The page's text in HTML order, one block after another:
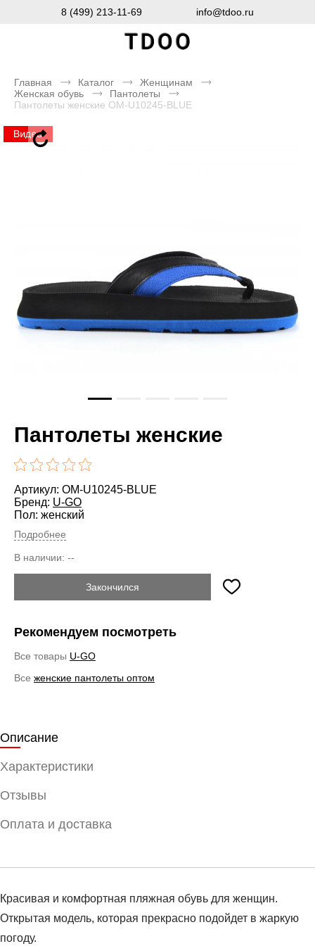
8 (499) 213-11-69 info@tdoo.ru
Главная Каталог
Женщинам
Женская обувь
Пантолеты
Пантолеты женские OM-U10245-BLUE
Пантолеты женские
Артикул: OM-U10245-BLUE
Бренд: U-GO
Пол: женский
Подробнее
В наличии: --
Закончился
Рекомендуем посмотреть
Все товары U-GO
Все женские пантолеты оптом
Описание
Характеристики
Отзывы
Оплата и доставка
Красивая и комфортная пляжная обувь для женщин.
Открытая модель, которая прекрасно подойдет в жаркую
погоду.